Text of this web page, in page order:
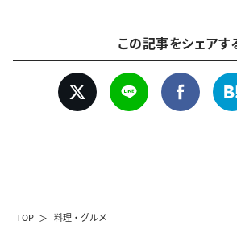
TOP 料理・グルメ
この記事をシェアす